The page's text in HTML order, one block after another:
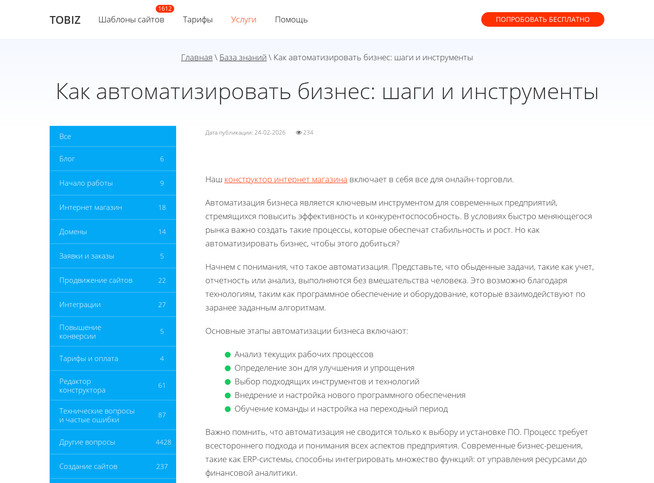
TOBIZ Шаблоны сайтов Тарифы Услуги Помощь ПОПРОБОВАТЬ БЕСПЛАТНО
Главная \ База знаний \ Как автоматизировать бизнес: шаги и инструменты
Как автоматизировать бизнес: шаги и инструменты
Все
Блог 6
Начало работы 9
Интернет магазин 18
Домены 14
Заявки и заказы 5
Продвижение сайтов 22
Интеграции 27
Повышение
конверсии
5
Тарифы и оплата 4
Редактор
конструктора
61
Технические вопросы
и частые ошибки
87
Другие вопросы 4428
Создание сайтов 237
Дата публикации: 24-02-2026 234
Наш конструктор интернет магазина включает в себя все для онлайн-торговли.
Автоматизация бизнеса является ключевым инструментом для современных предприятий,
стремящихся повысить эффективность и конкурентоспособность. В условиях быстро меняющегося
рынка важно создать такие процессы, которые обеспечат стабильность и рост. Но как
автоматизировать бизнес, чтобы этого добиться?
Начнем с понимания, что такое автоматизация. Представьте, что обыденные задачи, такие как учет,
отчетность или анализ, выполняются без вмешательства человека. Это возможно благодаря
технологиям, таким как программное обеспечение и оборудование, которые взаимодействуют по
заранее заданным алгоритмам.
Основные этапы автоматизации бизнеса включают:
Анализ текущих рабочих процессов
Определение зон для улучшения и упрощения
Выбор подходящих инструментов и технологий
Внедрение и настройка нового программного обеспечения
Обучение команды и настройка на переходный период
Важно помнить, что автоматизация не сводится только к выбору и установке ПО. Процесс требует
всестороннего подхода и понимания всех аспектов предприятия. Современные бизнес-решения,
такие как ERP-системы, способны интегрировать множество функций: от управления ресурсами до
финансовой аналитики.